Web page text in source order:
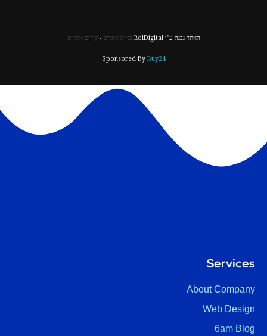
האתר נבנה ע"י RoiDigital בניית אתרים -קידום אתרים
Sponsored By Buy24
Services
About Company
Web Design
6am Blog